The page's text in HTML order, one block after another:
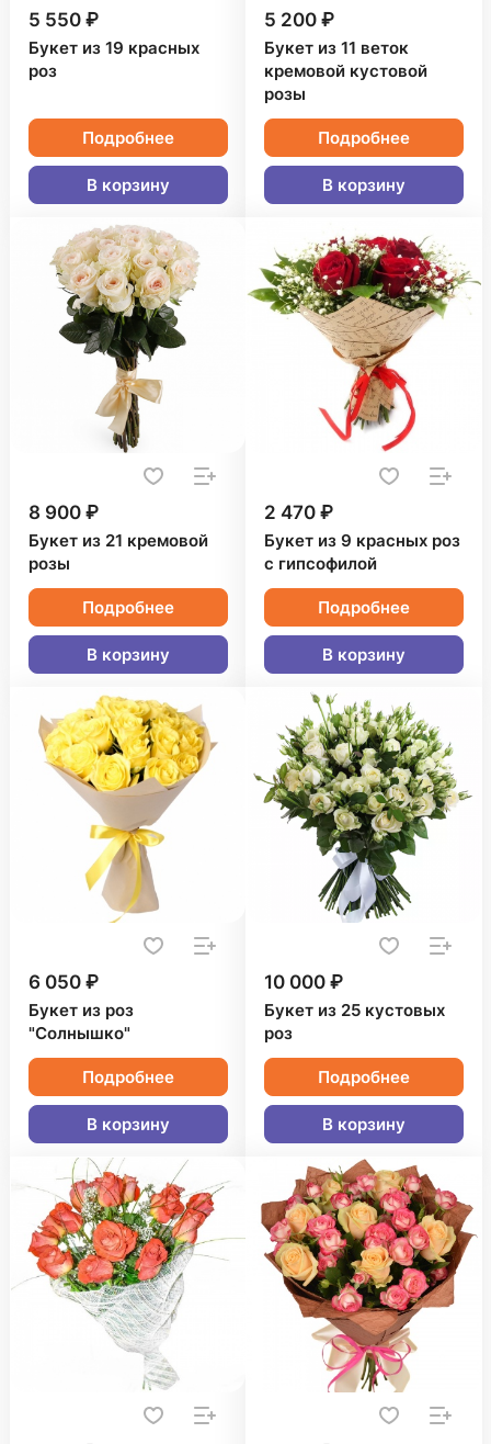
5 550 ₽
Букет из 19 красных
роз
Подробнее
В корзину
5 200 ₽
Букет из 11 веток
кремовой кустовой
розы
Подробнее
В корзину
8 900 ₽
Букет из 21 кремовой
розы
Подробнее
В корзину
2 470 ₽
Букет из 9 красных роз
с гипсофилой
Подробнее
В корзину
6 050 ₽
Букет из роз
"Солнышко"
Подробнее
В корзину
10 000 ₽
Букет из 25 кустовых
роз
Подробнее
В корзину